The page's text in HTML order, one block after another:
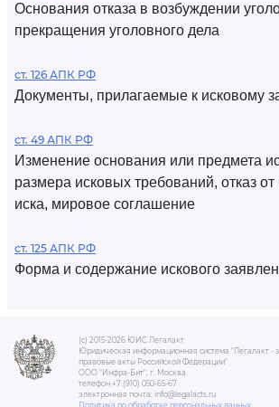
Основания отказа в возбуждении
прекращения уголовного дела
ст. 126 АПК РФ
Документы, прилагаемые к исковому
ст. 49 АПК РФ
Изменение основания или предмета
размера исковых требований, отказ
иска, мировое соглашение
ст. 125 АПК РФ
Форма и содержание искового
(c) 2015-2026 ЮИС Легалакт
Юридическая информационная система "Легалакт -
правовые акты Российской Федерации"
ООО "Инфра-Бит", г. Москва.
телефон +7 (910) 050-65-67
электронная почта: info@legalacts.ru
Политика по обработке персональных данных